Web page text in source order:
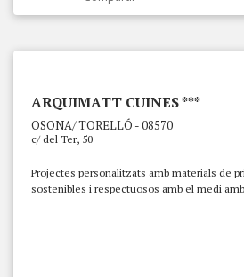
ARQUIMATT CUINES ***
OSONA/ TORELLÓ - 08570
c/ del Ter, 50
Projectes personalitzats amb materials de
sostenibles i respectuosos amb el medi